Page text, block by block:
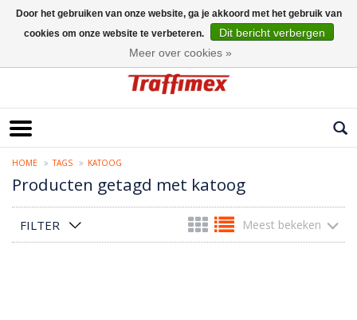
HOME TAGS KATOOG
Producten getagd met katoog
FILTER Meest bekeken
Door het gebruiken van onze website, ga je akkoord met het gebruik van
cookies om onze website te verbeteren.
Dit bericht verbergen
Meer over cookies »